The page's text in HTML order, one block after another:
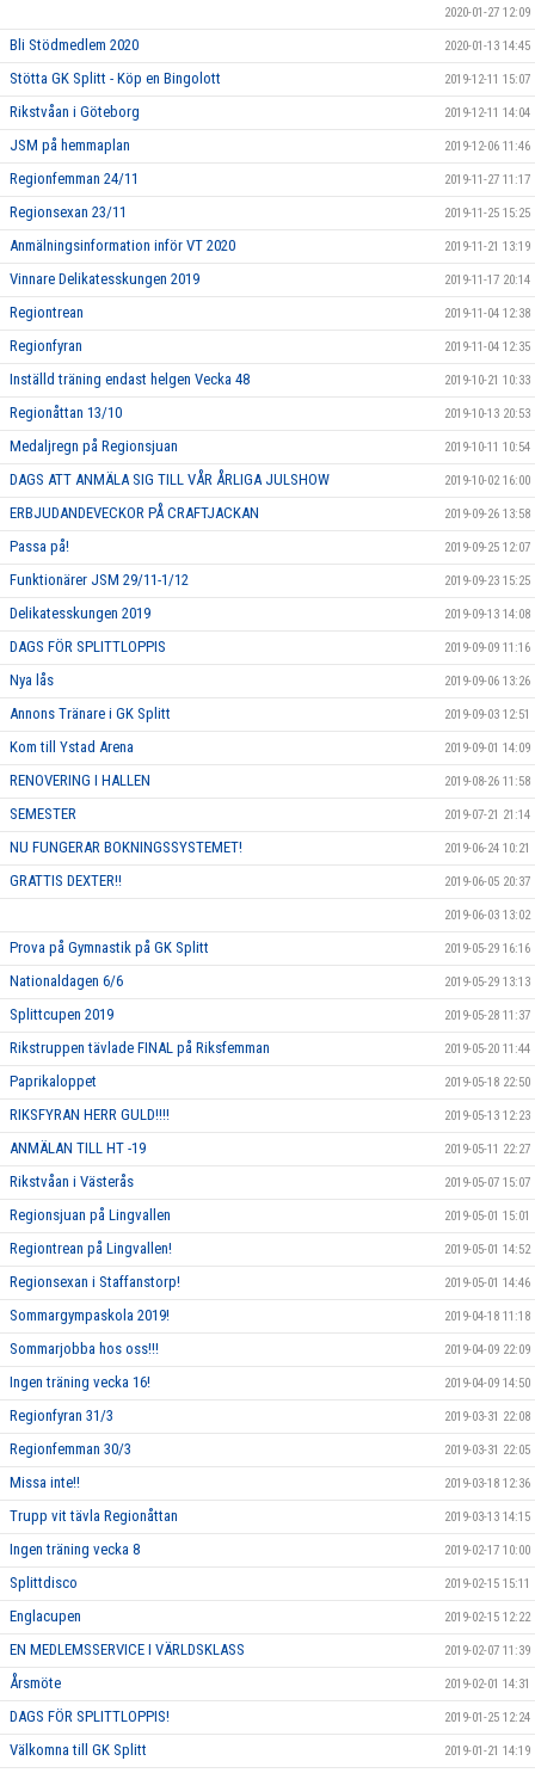
2020-01-27 12:09
Bli Stödmedlem 2020 2020-01-13 14:45
Stötta GK Splitt - Köp en Bingolott 2019-12-11 15:07
Rikstvåan i Göteborg 2019-12-11 14:04
JSM på hemmaplan 2019-12-06 11:46
Regionfemman 24/11 2019-11-27 11:17
Regionsexan 23/11 2019-11-25 15:25
Anmälningsinformation inför VT 2020 2019-11-21 13:19
Vinnare Delikatesskungen 2019 2019-11-17 20:14
Regiontrean 2019-11-04 12:38
Regionfyran 2019-11-04 12:35
Inställd träning endast helgen Vecka 48 2019-10-21 10:33
Regionåttan 13/10 2019-10-13 20:53
Medaljregn på Regionsjuan 2019-10-11 10:54
DAGS ATT ANMÄLA SIG TILL VÅR ÅRLIGA JULSHOW 2019-10-02 16:00
ERBJUDANDEVECKOR PÅ CRAFTJACKAN 2019-09-26 13:58
Passa på! 2019-09-25 12:07
Funktionärer JSM 29/11-1/12 2019-09-23 15:25
Delikatesskungen 2019 2019-09-13 14:08
DAGS FÖR SPLITTLOPPIS 2019-09-09 11:16
Nya lås 2019-09-06 13:26
Annons Tränare i GK Splitt 2019-09-03 12:51
Kom till Ystad Arena 2019-09-01 14:09
RENOVERING I HALLEN 2019-08-26 11:58
SEMESTER 2019-07-21 21:14
NU FUNGERAR BOKNINGSSYSTEMET! 2019-06-24 10:21
GRATTIS DEXTER!! 2019-06-05 20:37
2019-06-03 13:02
Prova på Gymnastik på GK Splitt 2019-05-29 16:16
Nationaldagen 6/6 2019-05-29 13:13
Splittcupen 2019 2019-05-28 11:37
Rikstruppen tävlade FINAL på Riksfemman 2019-05-20 11:44
Paprikaloppet 2019-05-18 22:50
RIKSFYRAN HERR GULD!!!! 2019-05-13 12:23
ANMÄLAN TILL HT -19 2019-05-11 22:27
Rikstvåan i Västerås 2019-05-07 15:07
Regionsjuan på Lingvallen 2019-05-01 15:01
Regiontrean på Lingvallen! 2019-05-01 14:52
Regionsexan i Staffanstorp! 2019-05-01 14:46
Sommargympaskola 2019! 2019-04-18 11:18
Sommarjobba hos oss!!! 2019-04-09 22:09
Ingen träning vecka 16! 2019-04-09 14:50
Regionfyran 31/3 2019-03-31 22:08
Regionfemman 30/3 2019-03-31 22:05
Missa inte!! 2019-03-18 12:36
Trupp vit tävla Regionåttan 2019-03-13 14:15
Ingen träning vecka 8 2019-02-17 10:00
Splittdisco 2019-02-15 15:11
Englacupen 2019-02-15 12:22
EN MEDLEMSSERVICE I VÄRLDSKLASS 2019-02-07 11:39
Årsmöte 2019-02-01 14:31
DAGS FÖR SPLITTLOPPIS! 2019-01-25 12:24
Välkomna till GK Splitt 2019-01-21 14:19